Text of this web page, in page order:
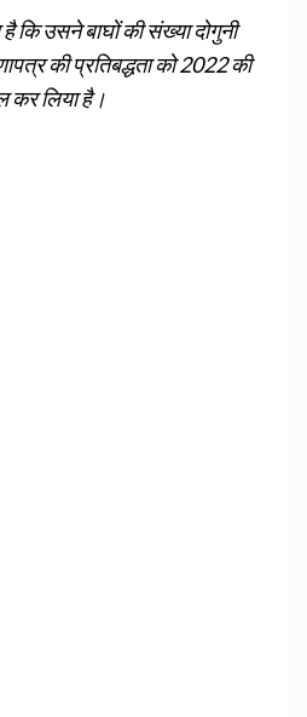
कि उसने बाघों की संख्‍या दोगुनी
की प्रतिबद्धता को 2022 की
कर लिया है।